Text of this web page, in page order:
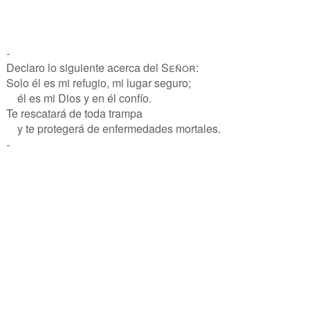
-
Declaro lo siguiente acerca del Señor:
Solo él es mi refugio, mi lugar seguro;
él es mi Dios y en él confío.
Te rescatará de toda trampa
y te protegerá de enfermedades mortales.
-